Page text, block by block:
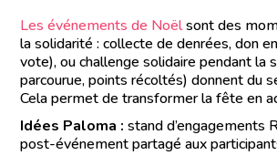
Les événements de Noëlsont des
la solidarité : collecte de denrées, don
vote), ou challenge solidaire pendant la
parcourue, points récoltés) donnent du
Cela permet de transformer la fête en
Idées Paloma : stand d’engagements
post-événement partagé aux